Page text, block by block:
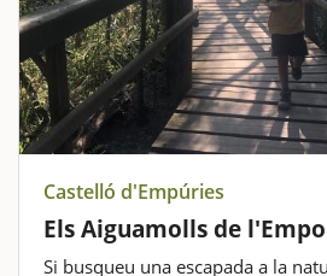
Castelló d'Empúries
Els Aiguamolls de
Si busqueu una escapada a la